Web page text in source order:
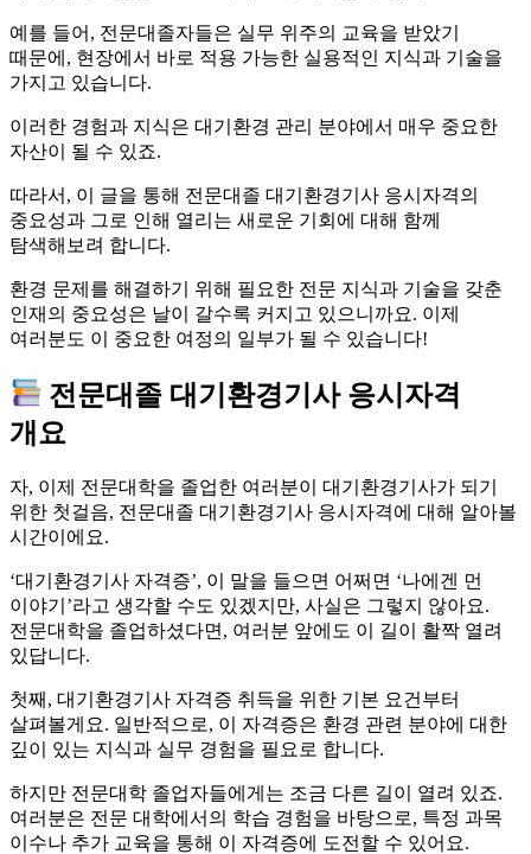
예를 들어, 전문대졸자들은 실무 위주의 교육을 받았기
때문에, 현장에서 바로 적용 가능한 실용적인 지식과 기술을
가지고 있습니다.
이러한 경험과 지식은 대기환경 관리 분야에서 매우 중요한
자산이 될 수 있죠.
따라서, 이 글을 통해 전문대졸 대기환경기사 응시자격의
중요성과 그로 인해 열리는 새로운 기회에 대해 함께
탐색해보려 합니다.
환경 문제를 해결하기 위해 필요한 전문 지식과 기술을 갖춘
인재의 중요성은 날이 갈수록 커지고 있으니까요. 이제
여러분도 이 중요한 여정의 일부가 될 수 있습니다!
전문대졸 대기환경기사 응시자격
개요
자, 이제 전문대학을 졸업한 여러분이 대기환경기사가 되기
위한 첫걸음, 전문대졸 대기환경기사 응시자격에 대해 알아볼
시간이에요.
‘대기환경기사 자격증’, 이 말을 들으면 어쩌면 ‘나에겐 먼
이야기’라고 생각할 수도 있겠지만, 사실은 그렇지 않아요.
전문대학을 졸업하셨다면, 여러분 앞에도 이 길이 활짝 열려
있답니다.
첫째, 대기환경기사 자격증 취득을 위한 기본 요건부터
살펴볼게요. 일반적으로, 이 자격증은 환경 관련 분야에 대한
깊이 있는 지식과 실무 경험을 필요로 합니다.
하지만 전문대학 졸업자들에게는 조금 다른 길이 열려 있죠.
여러분은 전문 대학에서의 학습 경험을 바탕으로, 특정 과목
이수나 추가 교육을 통해 이 자격증에 도전할 수 있어요.